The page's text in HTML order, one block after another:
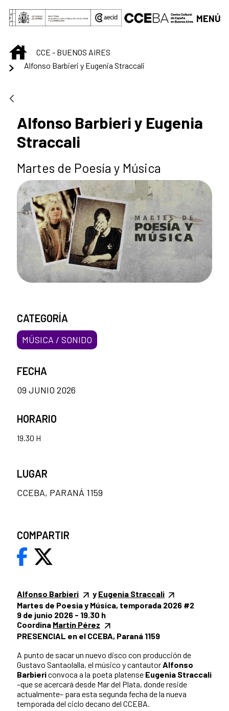
Saltar al contenido principal
MENÚ
INICIOCCE - BUENOS AIRES
Alfonso Barbieri y Eugenia Straccali
Alfonso Barbieri y Eugenia
Straccali
Martes de Poesía y Música
Alfonso Barbieri y Eugenia Straccali
Martes de Poesía y Música, temporada 2026 #2
9 de junio 2026 - 19.30 h
Coordina Martín Pérez
PRESENCIAL en el CCEBA, Paraná 1159
A punto de sacar un nuevo disco con producción de
Gustavo Santaolalla, el músico y cantautorAlfonso
Barbiericonvoca a la poeta platense Eugenia Straccali
–que se acercará desde Mar del Plata, donde reside
actualmente– para esta segunda fecha de la nueva
temporada del ciclo decano del CCEBA.
CATEGORÍA
MÚSICA / SONIDO
FECHA
09 JUNIO 2026
HORARIO
19.30 H
LUGAR
CCEBA, PARANÁ 1159
COMPARTIR